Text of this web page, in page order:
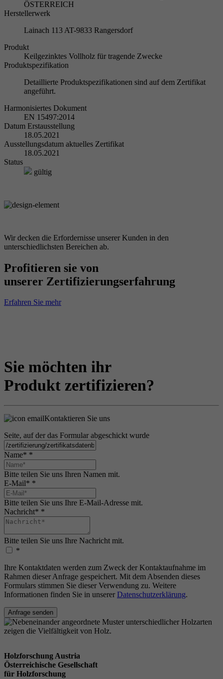
ÖSTERREICH
Herstellerwerk
Lainach 113 AT-9833 Rangersdorf
Produkt
Keilgezinktes Vollholz für tragende Zwecke
Produktspezifikation
Detaillierte Produktspezifikationen sind auf dem Zertifikat
angeführt.
Harmonisiertes Dokument
EN 15497:2014
Datum Erstausstellung
18.05.2021
Ausstellungsdatum aktuelles Zertifikat
18.05.2021
Status
gültig
Wir decken die Erfordernisse unserer Kunden in den
unterschiedlichsten Bereichen ab.
Profitieren sie von
unserer Zertifizierungserfahrung
Erfahren Sie mehr
Sie möchten ihr
Produkt zertifizieren?
Kontaktieren Sie uns
Seite, auf der das Formular abgeschickt wurde
Name* *
Bitte teilen Sie uns Ihren Namen mit.
E-Mail* *
Bitte teilen Sie uns Ihre E-Mail-Adresse mit.
Nachricht* *
Bitte teilen Sie uns Ihre Nachricht mit.
*
Ihre Kontaktdaten werden zum Zweck der Kontaktaufnahme im
Rahmen dieser Anfrage gespeichert. Mit dem Absenden dieses
Formulars stimmen Sie dieser Verwendung zu. Weitere
Informationen finden Sie in unserer Datenschutzerklärung.
Anfrage senden
Holzforschung Austria
Österreichische Gesellschaft
für Holzforschung